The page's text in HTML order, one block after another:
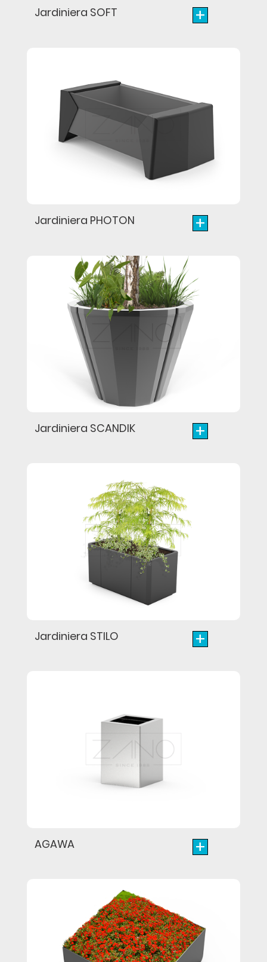
Jardiniera SOFT +
Jardiniera PHOTON +
Jardiniera SCANDIK +
Jardiniera STILO +
AGAWA +